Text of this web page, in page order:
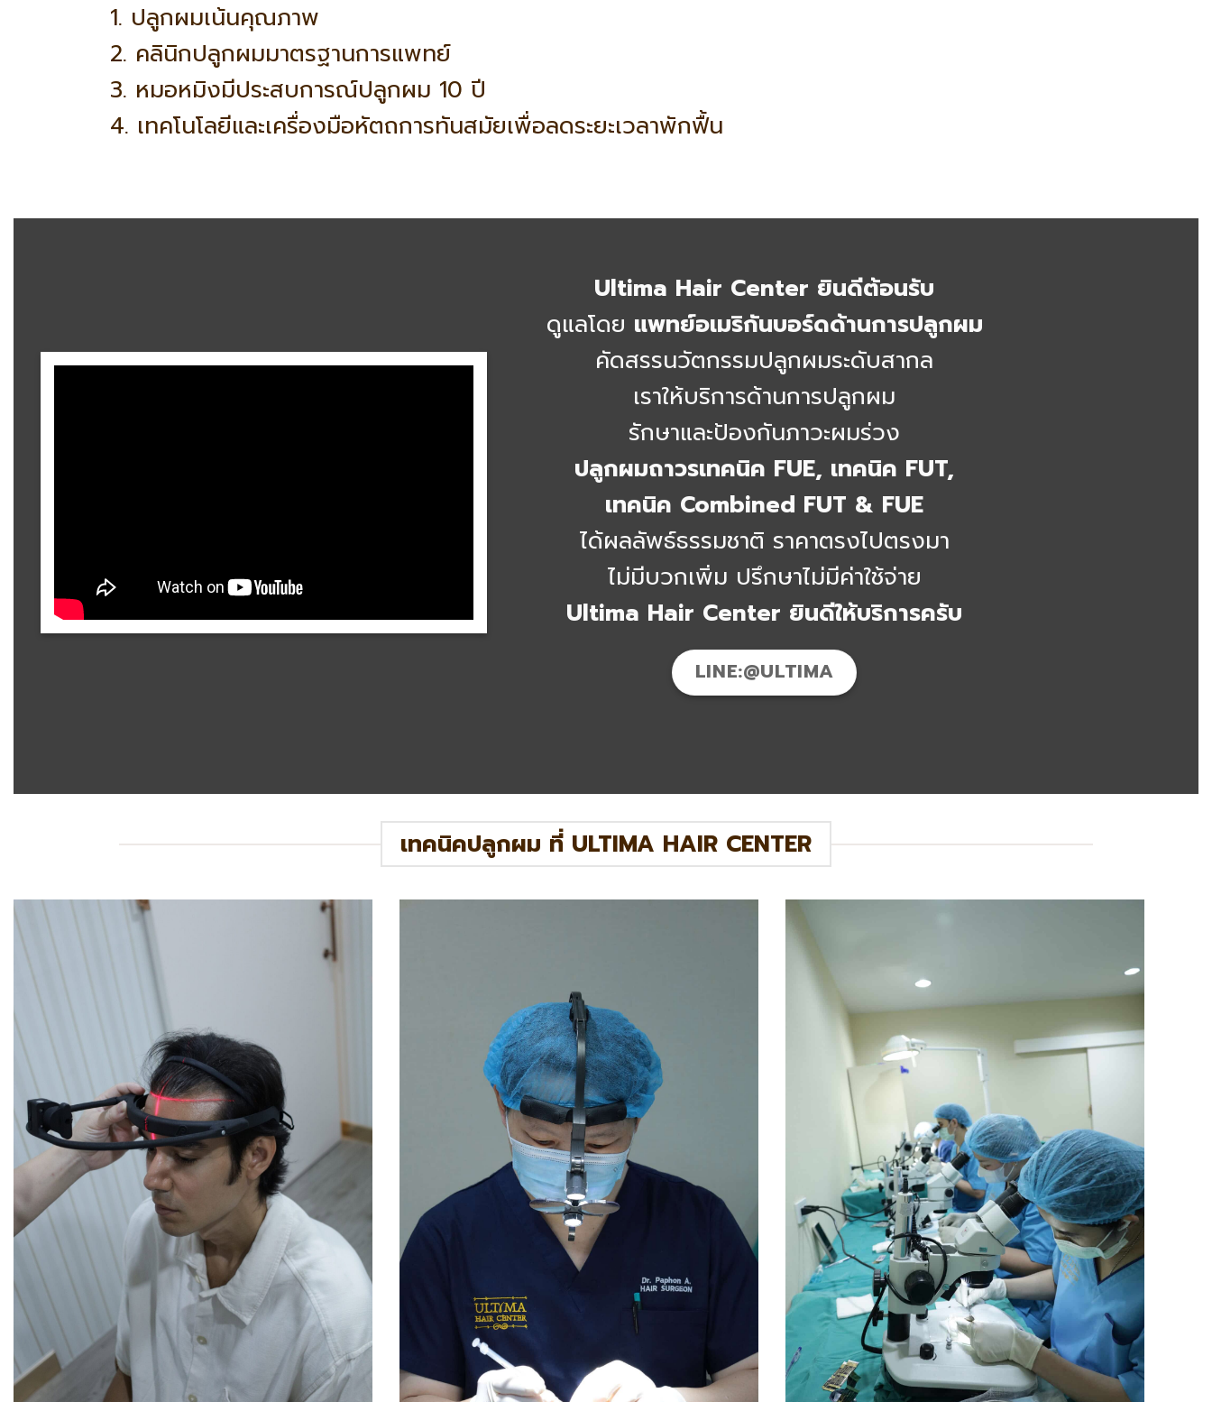
1. ปลูกผมเน้นคุณภาพ
2. คลินิกปลูกผมมาตรฐานการแพทย์
3. หมอหมิงมีประสบการณ์ปลูกผม 10 ปี
4. เทคโนโลยีและเครื่องมือหัตถการทันสมัยเพื่อลดระยะเวลาพักฟื้น
Ultima Hair Center ยินดีต้อนรับ
ดูแลโดย แพทย์อเมริกันบอร์ดด้านการปลูกผม
คัดสรรนวัตกรรมปลูกผมระดับสากล
เราให้บริการด้านการปลูกผม
รักษาและป้องกันภาวะผมร่วง
ปลูกผมถาวรเทคนิค FUE, เทคนิค FUT,
เทคนิค Combined FUT & FUE
ได้ผลลัพธ์ธรรมชาติ ราคาตรงไปตรงมา
ไม่มีบวกเพิ่ม ปรึกษาไม่มีค่าใช้จ่าย
Ultima Hair Center ยินดีให้บริการครับ
LINE:@ULTIMA
เทคนิคปลูกผม ที่ ULTIMA HAIR CENTER